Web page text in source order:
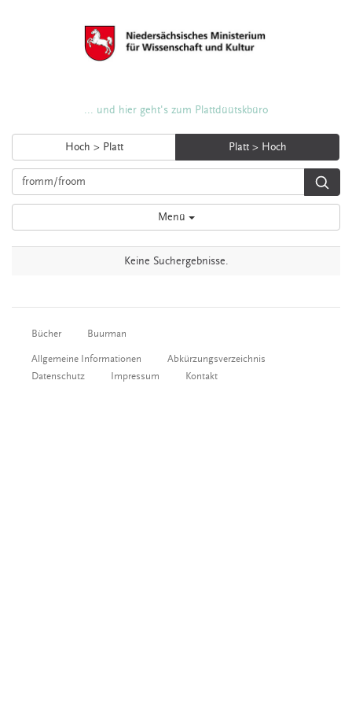
... und hier geht's zum Plattdüütskbüro
Hoch > Platt Platt > Hoch
Menü
Keine Suchergebnisse.
Bücher Buurman
Allgemeine Informationen
Abkürzungsverzeichnis
Datenschutz
Impressum Kontakt